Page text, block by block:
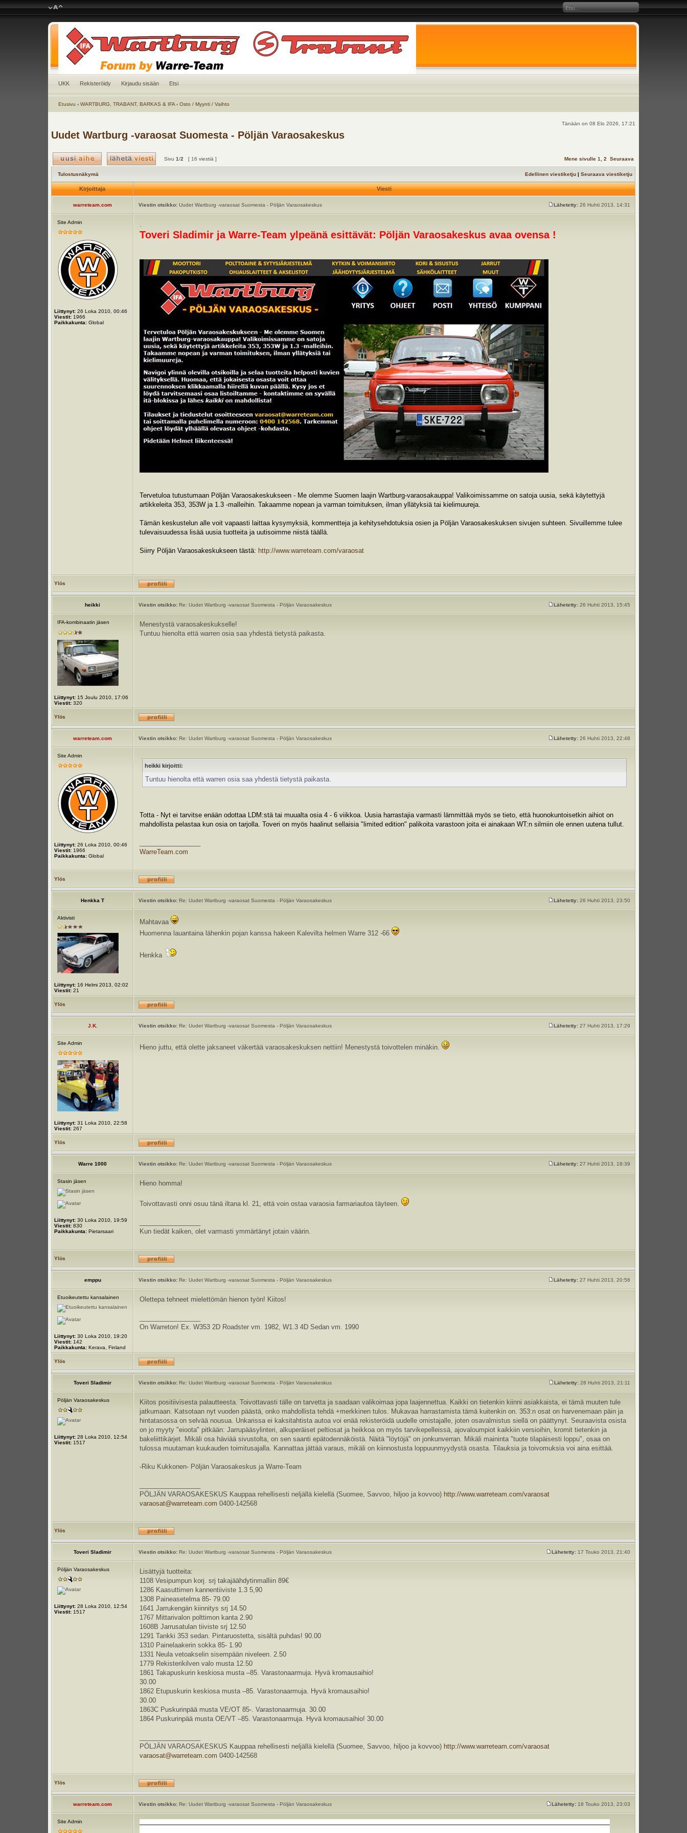
UKK Rekisteröidy Kirjaudu sisään Etsi
Etusivu ‹ WARTBURG, TRABANT, BARKAS & IFA ‹ Osto / Myynti / Vaihto
Tänään on 08 Elo 2026, 17:21
Uudet Wartburg -varaosat Suomesta - Pöljän Varaosakeskus
Sivu1/2 [ 16 viestiä ] Mene sivulle 1 ,2 Seuraava
Tulostusnäkymä Edellinen viestiketju |Seuraava viestiketju
Kirjoittaja Viesti
warreteam.com Viestin otsikko: Uudet Wartburg -varaosat Suomesta - Pöljän Varaosakeskus Lähetetty: 26 Huhti 2013, 14:31
Site Admin
Liittynyt: 26 Loka 2010, 00:46
Viestit: 1966
Paikkakunta: Global
.
Toveri Sladimir ja Warre-Team ylpeänä esittävät: Pöljän Varaosakeskus avaa ovensa !
Tervetuloa tutustumaan Pöljän Varaosakeskukseen - Me olemme Suomen laajin Wartburg-varaosakauppa! Valikoimissamme on satoja uusia, sekä käytettyjä
artikkeleita 353, 353W ja 1.3 -malleihin. Takaamme nopean ja varman toimituksen, ilman yllätyksiä tai kielimuureja.
Tämän keskustelun alle voit vapaasti laittaa kysymyksiä, kommentteja ja kehitysehdotuksia osien ja Pöljän Varaosakeskuksen sivujen suhteen. Sivuillemme tulee
tulevaisuudessa lisää uusia tuotteita ja uutisoimme niistä täällä.
Siirry Pöljän Varaosakeskukseen tästä: http://www.warreteam.com/varaosat
Ylös
heikki Viestin otsikko: Re: Uudet Wartburg -varaosat Suomesta - Pöljän Varaosakeskus Lähetetty: 26 Huhti 2013, 15:45
IFA-kombinaatin jäsen
Liittynyt: 15 Joulu 2010, 17:06
Viestit: 320
Menestystä varaosakeskukselle!
Tuntuu hienolta että warren osia saa yhdestä tietystä paikasta.
Ylös
warreteam.com Viestin otsikko: Re: Uudet Wartburg -varaosat Suomesta - Pöljän Varaosakeskus Lähetetty: 26 Huhti 2013, 22:48
Site Admin
Liittynyt: 26 Loka 2010, 00:46
Viestit: 1966
Paikkakunta: Global
heikki kirjoitti:
Tuntuu hienolta että warren osia saa yhdestä tietystä paikasta.
Totta - Nyt ei tarvitse enään odottaa LDM:stä tai muualta osia 4 - 6 viikkoa. Uusia harrastajia varmasti lämmittää myös se tieto, että huonokuntoisetkin aihiot on
mahdollista pelastaa kun osia on tarjolla. Toveri on myös haalinut sellaisia "limited edition" palikoita varastoon joita ei ainakaan WT:n silmiin ole ennen uutena tullut.
WarreTeam.com
Ylös
Henkka T Viestin otsikko: Re: Uudet Wartburg -varaosat Suomesta - Pöljän Varaosakeskus Lähetetty: 26 Huhti 2013, 23:50
Aktivisti
Liittynyt: 16 Helmi 2013, 02:02
Viestit: 21
Mahtavaa
Huomenna lauantaina lähenkin pojan kanssa hakeen Kalevilta helmen Warre 312 -66
Henkka
Ylös
J.K. Viestin otsikko: Re: Uudet Wartburg -varaosat Suomesta - Pöljän Varaosakeskus Lähetetty: 27 Huhti 2013, 17:29
Site Admin
Liittynyt: 31 Loka 2010, 22:58
Viestit: 267
Hieno juttu, että olette jaksaneet väkertää varaosakeskuksen nettiin! Menestystä toivottelen minäkin.
Ylös
Warre 1000 Viestin otsikko: Re: Uudet Wartburg -varaosat Suomesta - Pöljän Varaosakeskus Lähetetty: 27 Huhti 2013, 18:39
Stasin jäsen
Liittynyt: 30 Loka 2010, 19:59
Viestit: 830
Paikkakunta: Pietarsaari
Hieno homma!
Toivottavasti onni osuu tänä iltana kl. 21, että voin ostaa varaosia farmariautoa täyteen.
Kun tiedät kaiken, olet varmasti ymmärtänyt jotain väärin.
Ylös
emppu Viestin otsikko: Re: Uudet Wartburg -varaosat Suomesta - Pöljän Varaosakeskus Lähetetty: 27 Huhti 2013, 20:56
Etuoikeutettu kansalainen
Liittynyt: 30 Loka 2010, 19:20
Viestit: 142
Paikkakunta: Kerava, Finland
Olettepa tehneet mielettömän hienon työn! Kiitos!
On Warreton! Ex. W353 2D Roadster vm. 1982, W1.3 4D Sedan vm. 1990
Ylös
Toveri Sladimir Viestin otsikko: Re: Uudet Wartburg -varaosat Suomesta - Pöljän Varaosakeskus Lähetetty: 28 Huhti 2013, 21:11
Pöljän Varaosakeskus
Liittynyt: 28 Loka 2010, 12:54
Viestit: 1517
Kiitos positiivisesta palautteesta. Toivottavasti tälle on tarvetta ja saadaan valikoimaa jopa laajennettua. Kaikki on tietenkin kiinni asiakkaista, ei tämä muuten tule
jatkumaan. Katsotaan nyt vuoden päästä, onko mahdollista tehdä +merkkinen tulos. Mukavaa harrastamista tämä kuitenkin on. 353:n osat on harvenemaan päin ja
hintatasossa on selvää nousua. Unkarissa ei kaksitahtista autoa voi enää rekisteröidä uudelle omistajalle, joten osavalmistus siellä on päättynyt. Seuraavista osista
on jo myyty "eioota" pitkään: Jarrupääsylinteri, alkuperäiset peltiosat ja heikkoa on myös tarvikepelleissä, ajovaloumpiot kaikkiin versioihin, kromit tietenkin ja
bakeliittikärjet. Mikäli osa häviää sivustolta, on sen saanti epätodennäköistä. Näitä "löytöjä" on jonkunverran. Mikäli maininta "tuote tilapäisesti loppu", osaa on
tulossa muutaman kuukauden toimitusajalla. Kannattaa jättää varaus, mikäli on kiinnostusta loppuunmyydystä osasta. Tilauksia ja toivomuksia voi aina esittää.
-Riku Kukkonen- Pöljän Varaosakeskus ja Warre-Team
PÖLJÄN VARAOSAKESKUS Kauppaa rehellisesti neljällä kielellä (Suomee, Savvoo, hiljoo ja kovvoo) http://www.warreteam.com/varaosat
varaosat@warreteam.com 0400-142568
Ylös
Toveri Sladimir Viestin otsikko: Re: Uudet Wartburg -varaosat Suomesta - Pöljän Varaosakeskus Lähetetty: 17 Touko 2013, 21:40
Pöljän Varaosakeskus
Liittynyt: 28 Loka 2010, 12:54
Viestit: 1517
Lisättyjä tuotteita:
1108 Vesipumpun korj. srj takajäähdytinmalliin 89€
1286 Kaasuttimen kannentiiviste 1.3 5,90
1308 Paineasetelma 85- 79.00
1641 Jarrukengän kiinnitys srj 14.50
1767 Mittarivalon polttimon kanta 2.90
1608B Jarrusatulan tiiviste srj 12.50
1291 Tankki 353 sedan. Pintaruostetta, sisältä puhdas! 90.00
1310 Painelaakerin sokka 85- 1.90
1331 Neula vetoakselin sisempään niveleen. 2.50
1779 Rekisterikilven valo musta 12.50
1861 Takapuskurin keskiosa musta –85. Varastonaarmuja. Hyvä kromausaihio!
30.00
1862 Etupuskurin keskiosa musta –85. Varastonaarmuja. Hyvä kromausaihio!
30.00
1863C Puskurinpää musta VE/OT 85-. Varastonaarmuja. 30.00
1864 Puskurinpää musta OE/VT –85. Varastonaarmuja. Hyvä kromausaihio! 30.00
PÖLJÄN VARAOSAKESKUS Kauppaa rehellisesti neljällä kielellä (Suomee, Savvoo, hiljoo ja kovvoo) http://www.warreteam.com/varaosat
varaosat@warreteam.com 0400-142568
Ylös
warreteam.com Viestin otsikko: Re: Uudet Wartburg -varaosat Suomesta - Pöljän Varaosakeskus Lähetetty: 18 Touko 2013, 23:03
Site Admin